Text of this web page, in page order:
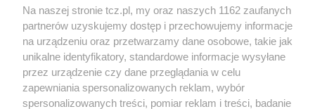
O FIRMIE POLITYKA PRYWATNOŚCI HOSTING
Na naszej stronie tcz.pl, my oraz naszych 1162 zaufanych
partnerów uzyskujemy dostęp i przechowujemy informacje
na urządzeniu oraz przetwarzamy dane osobowe, takie jak
unikalne identyfikatory, standardowe informacje wysyłane
przez urządzenie czy dane przeglądania w celu
zapewniania spersonalizowanych reklam, wybór
spersonalizowanych treści, pomiar reklam i treści, badanie